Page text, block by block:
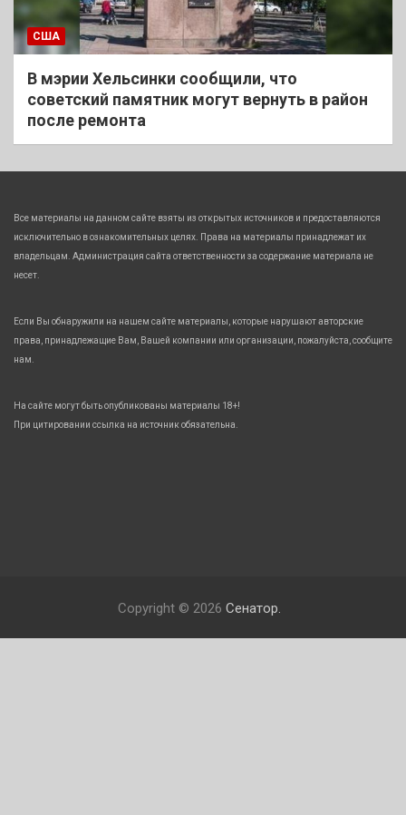
США
В мэрии Хельсинки сообщили, что
советский памятник могут вернуть в район
после ремонта
Все материалы на данном сайте взяты из открытых источников и предоставляются
исключительно в ознакомительных целях. Права на материалы принадлежат их
владельцам. Администрация сайта ответственности за содержание материала не
несет.
Если Вы обнаружили на нашем сайте материалы, которые нарушают авторские
права, принадлежащие Вам, Вашей компании или организации, пожалуйста, сообщите
нам.
На сайте могут быть опубликованы материалы 18+!
При цитировании ссылка на источник обязательна.
Copyright © 2026 Сенатор.